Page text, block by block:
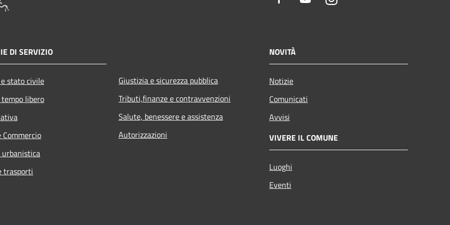
DI SERVIZIO
stato civile
libero
Commercio
urbanistica
trasporti
Giustizia e sicurezza pubblica
Tributi,finanze e contravvenzioni
Salute, benessere e assistenza
Autorizzazioni
NOVITÀ
Notizie
Comunicati
Avvisi
VIVERE IL COMUNE
Luoghi
Eventi